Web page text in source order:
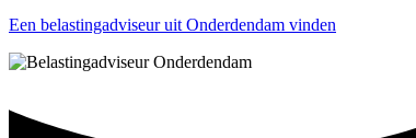
Een belastingadviseur uit Onderdendam vinden